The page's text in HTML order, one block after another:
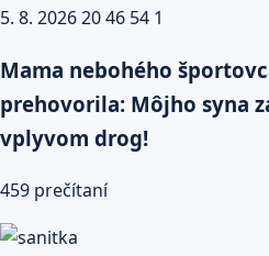
Mama nebohého
prehovorila: Môjho syna
vplyvom drog!
459 prečítaní